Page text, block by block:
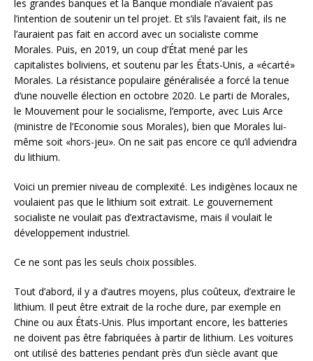
les grandes banques et la Banque mondiale n’avaient pas
l’intention de soutenir un tel projet. Et s’ils l’avaient fait, ils ne
l’auraient pas fait en accord avec un socialiste comme
Morales. Puis, en 2019, un coup d’État mené par les
capitalistes boliviens, et soutenu par les États-Unis, a «écarté»
Morales. La résistance populaire généralisée a forcé la tenue
d’une nouvelle élection en octobre 2020. Le parti de Morales,
le Mouvement pour le socialisme, l’emporte, avec Luis Arce
(ministre de l’Economie sous Morales), bien que Morales lui-
même soit «hors-jeu». On ne sait pas encore ce qu’il adviendra
du lithium.
Voici un premier niveau de complexité. Les indigènes locaux ne
voulaient pas que le lithium soit extrait. Le gouvernement
socialiste ne voulait pas d’extractavisme, mais il voulait le
développement industriel.
Ce ne sont pas les seuls choix possibles.
Tout d’abord, il y a d’autres moyens, plus coûteux, d’extraire le
lithium. Il peut être extrait de la roche dure, par exemple en
Chine ou aux États-Unis. Plus important encore, les batteries
ne doivent pas être fabriquées à partir de lithium. Les voitures
ont utilisé des batteries pendant près d’un siècle avant que